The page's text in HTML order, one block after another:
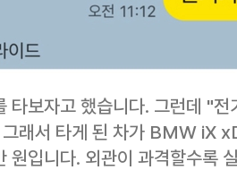
타보자고 했습니다. 그런데 "
그래서 타게 된 차가 BMW
입니다. 외관이 과격할수록